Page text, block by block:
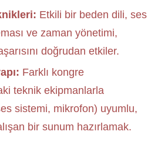
Etkili bir beden dili, ses
ve zaman yönetimi,
doğrudan etkiler.
Farklı kongre
teknik ekipmanlarla
sistemi, mikrofon) uyumlu,
bir sunum hazırlamak.